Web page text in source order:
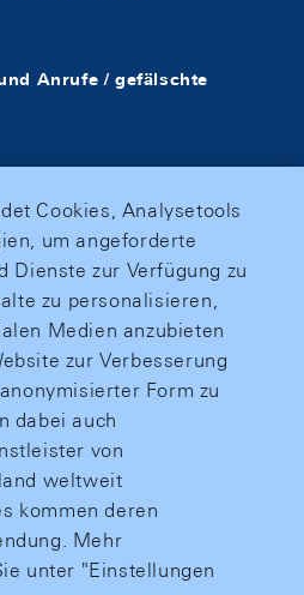
Anrufe / gefälschte
Cookies, Analysetools
um angeforderte
Dienste zur Verfügung zu
zu personalisieren,
Medien anzubieten
zur Verbesserung
Form zu
dabei auch
von
weltweit
kommen deren
Mehr
unter "Einstellungen